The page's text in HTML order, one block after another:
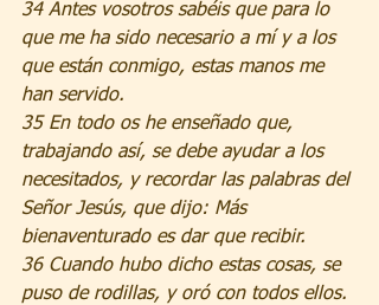
34 Antes vosotros sabéis que para lo
que me ha sido necesario a mí y a los
que están conmigo, estas manos me
han servido.
35 En todo os he enseñado que,
trabajando así, se debe ayudar a los
necesitados, y recordar las palabras del
Señor Jesús, que dijo: Más
bienaventurado es dar que recibir.
36 Cuando hubo dicho estas cosas, se
puso de rodillas, y oró con todos ellos.